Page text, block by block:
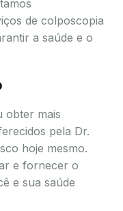
de colposcopia
a saúde e o
obter mais
pela Dr.
hoje mesmo.
e fornecer o
e sua saúde